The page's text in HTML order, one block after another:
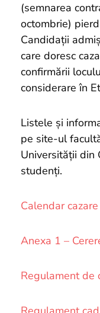
(semnarea
octombrie)
Candidații
care doresc
confirmării
considerare în
Listele și
pe site-ul
Universității din
studenți.
Calendar
Anexa 1 –
Regulament de